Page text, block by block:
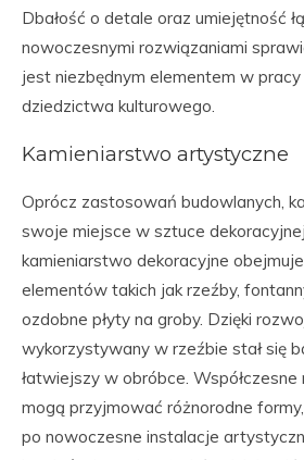
Dbałość o detale oraz umiejętność
nowoczesnymi rozwiązaniami
jest niezbędnym elementem w pracy
dziedzictwa kulturowego.
Kamieniarstwo artystyczne
Oprócz zastosowań budowlanych,
swoje miejsce w sztuce
kamieniarstwo dekoracyjne
elementów takich jak rzeźby,
ozdobne płyty na groby. Dzięki
wykorzystywany w rzeźbie stał się
łatwiejszy w obróbce. Współczesne
mogą przyjmować różnorodne
po nowoczesne instalacje